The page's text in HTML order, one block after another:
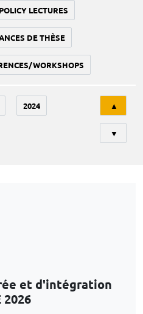
POLICY LECTURES
DE THÈSE
WORKSHOPS
2024 ▲
▼
et d'intégration